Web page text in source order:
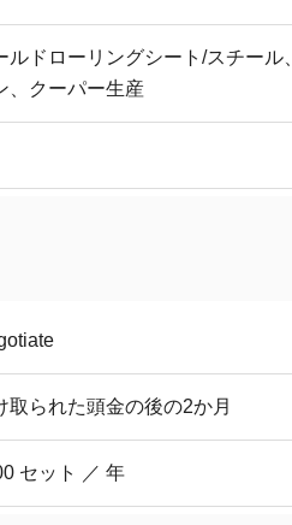
ルドローリングシート/スチール
、クーパー生産
取られた頭金の後の2か月
セット ／ 年